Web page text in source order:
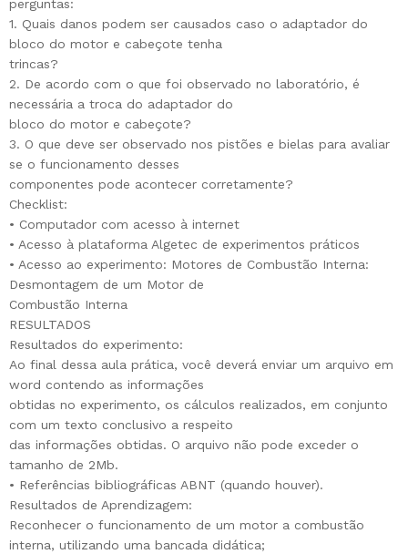
perguntas:
1. Quais danos podem ser causados caso o adaptador do
bloco do motor e cabeçote tenha
trincas?
2. De acordo com o que foi observado no laboratório, é
necessária a troca do adaptador do
bloco do motor e cabeçote?
3. O que deve ser observado nos pistões e bielas para avaliar
se o funcionamento desses
componentes pode acontecer corretamente?
Checklist:
• Computador com acesso à internet
• Acesso à plataforma Algetec de experimentos práticos
• Acesso ao experimento: Motores de Combustão Interna:
Desmontagem de um Motor de
Combustão Interna
RESULTADOS
Resultados do experimento:
Ao final dessa aula prática, você deverá enviar um arquivo em
word contendo as informações
obtidas no experimento, os cálculos realizados, em conjunto
com um texto conclusivo a respeito
das informações obtidas. O arquivo não pode exceder o
tamanho de 2Mb.
• Referências bibliográficas ABNT (quando houver).
Resultados de Aprendizagem:
Reconhecer o funcionamento de um motor a combustão
interna, utilizando uma bancada didática;